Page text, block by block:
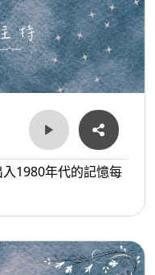
1980年代的記憶每